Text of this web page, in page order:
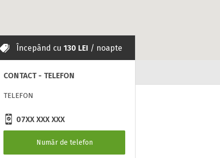
Începând cu 130 LEI / noapte
CONTACT - TELEFON
TELEFON
07XX XXX XXX
Număr de telefon